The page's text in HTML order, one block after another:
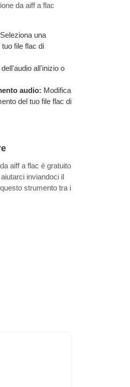
da aiff a flac
Seleziona una
file flac di
all'inizio o
audio: Modifica
del tuo file flac di
aiff a flac è gratuito
inviandoci il
strumento tra i